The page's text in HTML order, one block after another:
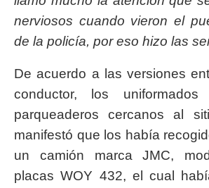
nerviosos cuando vieron el
de la policía, por eso hizo las
De acuerdo a las versiones
conductor, los
parqueaderos cercanos al
manifestó que los había
un camión marca JMC,
placas WOY 432, el cual